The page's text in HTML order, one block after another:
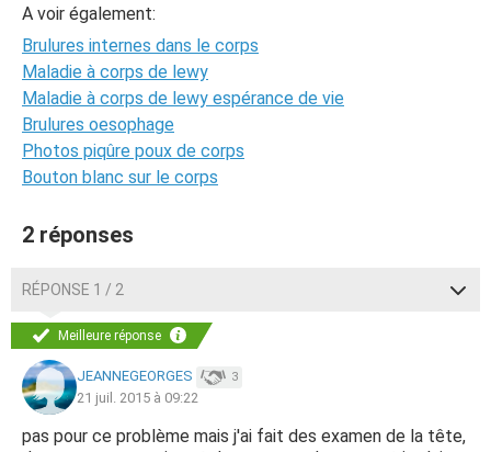
A voir également:
Brulures internes dans le corps
Maladie à corps de lewy
Maladie à corps de lewy espérance de vie
Brulures oesophage
Photos piqûre poux de corps
Bouton blanc sur le corps
2 réponses
RÉPONSE 1 / 2
Meilleure réponse
JEANNEGEORGES 3
21 juil. 2015 à 09:22
pas pour ce problème mais j'ai fait des examen de la tête,